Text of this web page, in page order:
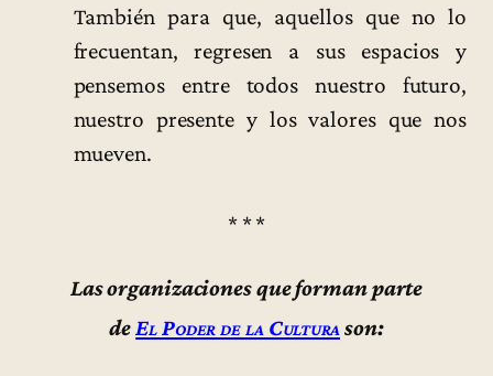
También para que, aquellos que no lo
frecuentan, regresen a sus espacios y
pensemos entre todos nuestro futuro,
nuestro presente y los valores que nos
mueven.
* * *
Las organizaciones que forman parte
deEl Poder de la Culturason: